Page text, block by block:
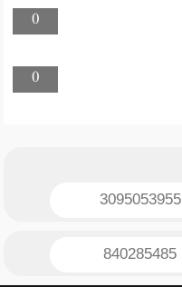
0
0
3095053955
840285485